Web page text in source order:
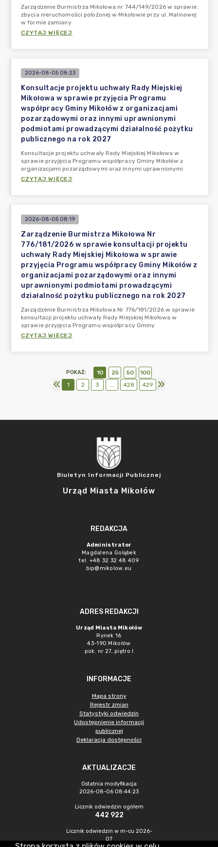
Zarządzenie Burmistrza Mikołowa nr 744/149/2026 w sprawie:
zbycia nieruchomości położonej w Mikołowie przy ul. Malinowej
w formie zamiany
CZYTAJ WIĘCEJ
2026-08-05 08:23
Konsultacje projektu uchwały Rady Miejskiej
Mikołowa w sprawie przyjęcia Programu
współpracy Gminy Mikołów z organizacjami
pozarządowymi oraz innymi uprawnionymi
podmiotami prowadzącymi działalność pożytku
publicznego na rok 2027
Konsultacje projektu uchwały Rady Miejskiej Mikołowa w
sprawie przyjęcia Programu współpracy Gminy Mikołów z
organizacjami pozarządowymi oraz innymi uprawnionymi
CZYTAJ WIĘCEJ
2026-08-05 08:19
Zarządzenie Burmistrza Mikołowa Nr
776/181/2026 w sprawie konsultacji projektu
uchwały Rady Miejskiej Mikołowa w sprawie
przyjęcia Programu współpracy Gminy Mikołów z
organizacjami pozarządowymi oraz innymi
uprawnionymi podmiotami prowadzącymi
działalność pożytku publicznego na rok 2027
Zarządzenie Burmistrza Mikołowa Nr 776/181/2026 w sprawie
konsultacji projektu uchwały Rady Miejskiej Mikołowa w
sprawie przyjęcia Programu współpracy Gminy
CZYTAJ WIĘCEJ
POKAŻ: 10 25 50
100
1
2 3 ... 428 429
Biuletyn Informacji Publicznej
Urząd Miasta Mikołów
REDAKCJA
Administrator
Magdalena Gołąbek
tel. +48 32 32 48 409
bip@mikolow.eu
ADRES REDAKCJI
Urząd Miasta Mikołów
Rynek 16
43-190 Mikołów
pok. nr 27, piętro I
INFORMACJE
Mapa strony
Rejestr zmian
Statystyki odwiedzin
Udostępnienie informacji
publicznej
Deklaracja dostępności
AKTUALIZACJE
Ostatnia modyfikacja
2026-08-06 08:44:23
Licznik odwiedzin ogółem
442 922
Licznik odwiedzin w m-cu 2026-
07